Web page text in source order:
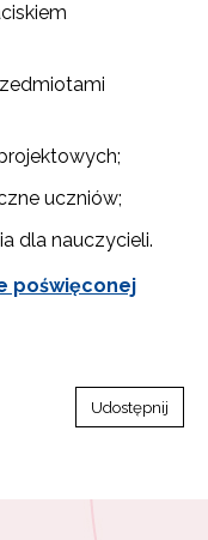
uczniów;
dla nauczycieli.
poświęconej
Udostępnij